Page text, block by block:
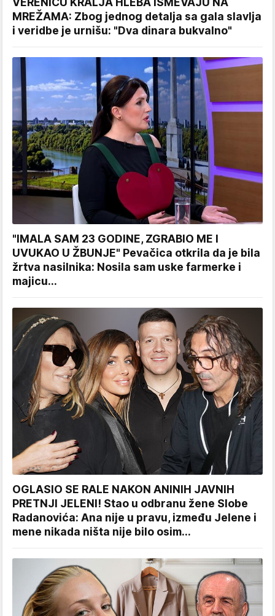
MREŽAMA: Zbog jednog detalja sa gala slavlja
i veridbe je urnišu: "Dva dinara bukvalno"
"IMALA SAM 23 GODINE, ZGRABIO ME I
UVUKAO U ŽBUNJE" Pevačica otkrila da je bila
žrtva nasilnika: Nosila sam uske farmerke i
majicu...
OGLASIO SE RALE NAKON ANINIH JAVNIH
PRETNJI JELENI! Stao u odbranu žene Slobe
Radanovića: Ana nije u pravu, između Jelene i
mene nikada ništa nije bilo osim...